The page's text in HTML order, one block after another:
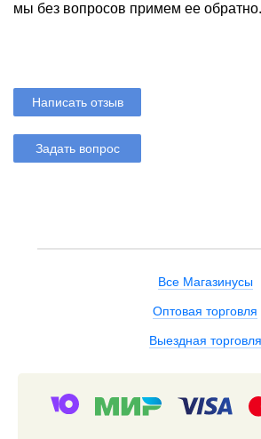
мы без вопросов примем ее обратно.
Написать отзыв
Задать вопрос
Все Магазинусы
Оптовая торговля
Выездная торговля